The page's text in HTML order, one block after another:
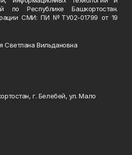
по Республике Башкортостан.
СМИ: ПИ №ТУ02-01799 от 19
Светлана Вильдановна
г. Белебей, ул. Мало